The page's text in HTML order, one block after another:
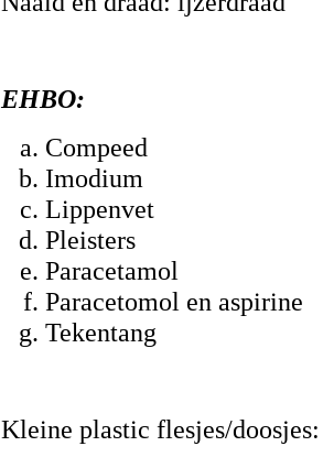
EHBO:
Compeed
Imodium
Lippenvet
Pleisters
Paracetamol
Paracetomol en aspirine
Tekentang
Kleine plastic flesjes/doosjes: